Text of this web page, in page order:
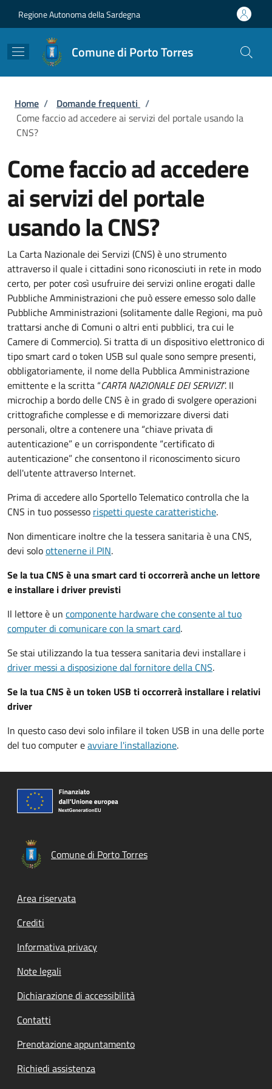
Regione Autonoma della Sardegna
Comune di Porto Torres
Briciole di pane
Home / Domande frequenti /
Come faccio ad accedere ai servizi del portale usando la
CNS?
Come faccio ad accedere
ai servizi del portale
usando la CNS?
La Carta Nazionale dei Servizi (CNS) è uno strumento
attraverso il quale i cittadini sono riconosciuti in rete in modo
certo, per poter così usufruire dei servizi online erogati dalle
Pubbliche Amministrazioni che può essere emesso solo dalle
Pubbliche Amministrazioni (solitamente dalle Regioni, ma può
trattarsi anche di Comuni o altri enti pubblici, tra cui le
Camere di Commercio).Si tratta di un dispositivo elettronico di
tiposmart cardo token USB sul quale sono sempre presenti,
obbligatoriamente, il nome della Pubblica Amministrazione
emittente e la scritta “CARTA NAZIONALE DEI SERVIZI”. Il
microchip a bordo delle CNS è in grado di svolgere operazioni
crittografiche complesse e di memorizzare diversi dati
personali, oltre a contenere una “chiave privata di
autenticazione” e un corrispondente “certificato di
autenticazione” che consentono il riconoscimento sicuro
dell'utente attraverso Internet.
Prima di accedere allo Sportello Telematico controlla che la
CNS in tuo possesso rispetti queste caratteristiche.
Non dimenticare inoltre che la tessera sanitaria è una CNS,
devi soloottenerne il PIN.
Se la tua CNS è una smart card ti occorrerà anche un lettore
e installare i driver previsti
Il lettore è un componente hardware che consente al tuo
computer di comunicare con la smart card.
Se stai utilizzando la tua tessera sanitaria devi installare i
driver messi a disposizione dal fornitore della CNS.
Se la tua CNS è un token USB ti occorrerà installare i relativi
driver
In questo caso devi solo infilare il token USB in una delle porte
del tuo computer eavviare l'installazione.
Comune di Porto Torres
Footer menu
Area riservata
Crediti
Informativa privacy
Note legali
Dichiarazione di accessibilità
Contatti
Prenotazione appuntamento
Richiedi assistenza